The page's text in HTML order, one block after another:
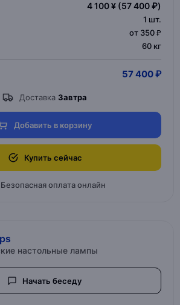
4 100 ¥ (57 400 ₽)
1 шт.
от 350 ₽
60 кг
57 400 ₽
Доставка Завтра
Добавить в корзину
Купить сейчас
Безопасная оплата онлайн
настольные лампы
Начать беседу